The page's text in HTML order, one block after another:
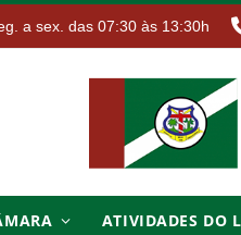
a sex. das 07:30 às 13:30h
ATIVIDADES DO